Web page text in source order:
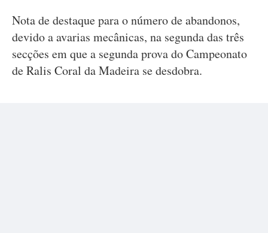
Nota de destaque para o número de abandonos,
devido a avarias mecânicas, na segunda das três
secções em que a segunda prova do Campeonato
de Ralis Coral da Madeira se desdobra.